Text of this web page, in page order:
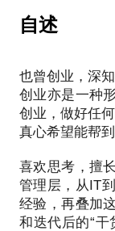
1）2023年疫
影响几何？
还是机大于危？
3）《体育强国
教融合”，我们
从2014年底46
摸爬滚打，每
流，深度陪伴
重度探索，和
自述
也曾创业，深知
创业亦是一种
创业，做好任
真心希望能帮
喜欢思考，擅
管理层，从IT
经验，再叠加
和迭代后的“干